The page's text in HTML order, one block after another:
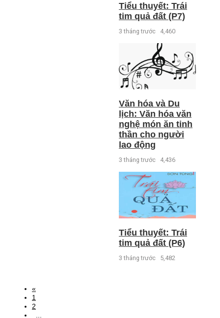
Tiểu thuyết: Trái
tim quả đất (P7)
3 tháng trước 4,460
Văn hóa và Du
lịch: Văn hóa văn
nghệ món ăn tinh
thần cho người
lao động
3 tháng trước 4,436
Tiểu thuyết: Trái
tim quả đất (P6)
3 tháng trước 5,482
«
1
2